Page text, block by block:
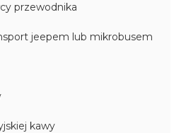
przewodnika
jeepem lub mikrobusem
kawy